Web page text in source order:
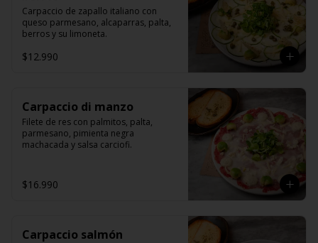
Carpaccio de zapallo italiano con
queso parmesano, alcaparras, palta,
berros y su limoneta.
$12.990
Carpaccio di manzo
Filete de res con palmitos, palta,
parmesano, pimienta negra
machacada y salsa carciofi.
$16.990
Carpaccio salmón